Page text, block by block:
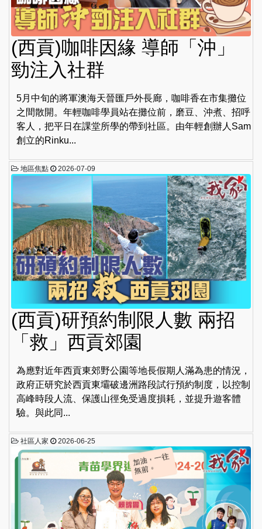
(西貢)咖啡因緣 導師「沖」
勁注入社群
5月中旬的將軍澳海天晉匯戶外長廊，咖啡香在市集攤位
之間散開。年輕咖啡學員站在攤位前，磨豆、沖煮、招呼
客人，把平日在課堂所學的帶到社區。由年輕創辦人Sam
創立的Rinku...
地區焦點 2026-07-09
(西貢)研預約制限人數 兩招
「救」西貢郊園
為應對近年西貢東郊野公園等地長假期人滿為患的情況，
政府正研究於西貢東壩破邊洲路段試行預約制度，以控制
高峰時段人流、保護山徑免受過度損耗，並提升遊客體
驗。與此同...
社區人家 2026-06-25